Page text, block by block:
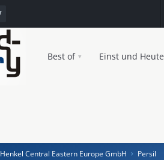
Best of Einst und Heute
Henkel Central Eastern Europe GmbH Persil